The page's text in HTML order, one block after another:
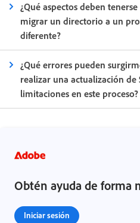
¿Qué aspectos deben
migrar un directorio a un
diferente?
¿Qué errores pueden
realizar una actualización de
limitaciones en este proceso?
Obtén ayuda de forma
Iniciar sesión